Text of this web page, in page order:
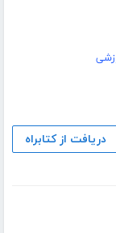
دریافت از کتابراه